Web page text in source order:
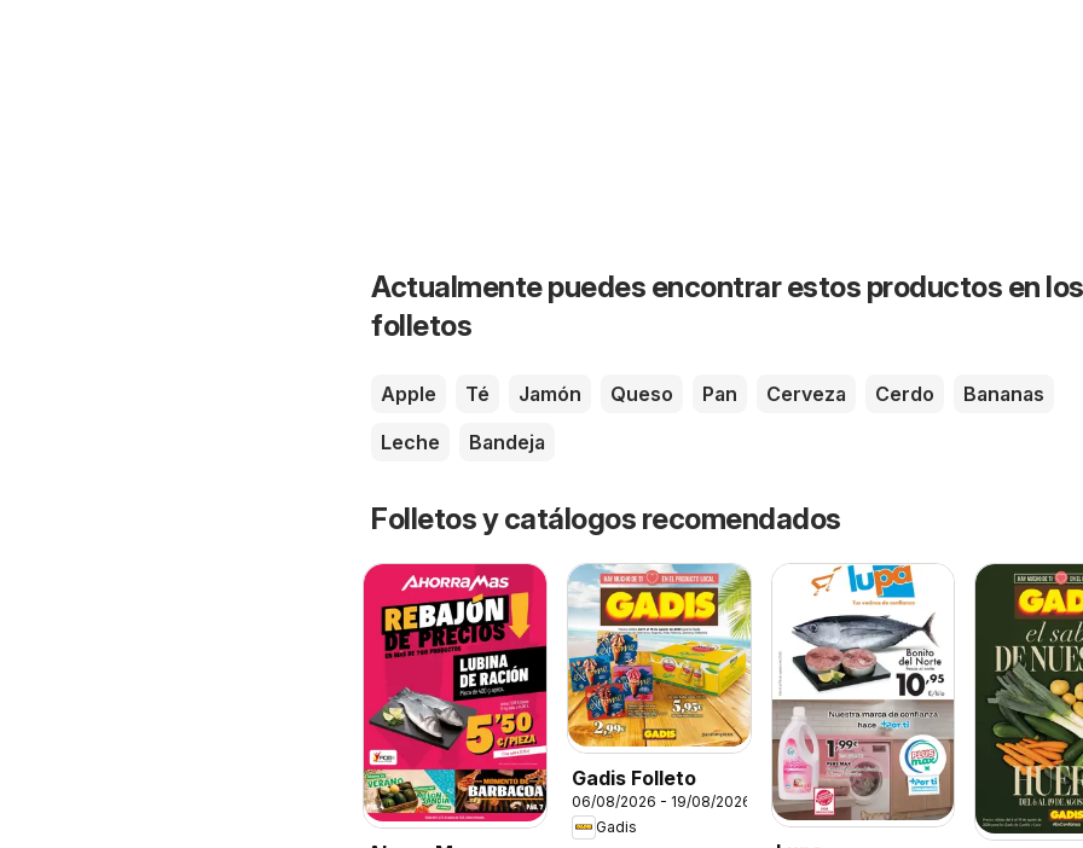
Actualmente puedes encontrar estos productos en los
folletos
Apple Té Jamón Queso Pan Cerveza Cerdo
Bananas
Leche
Bandeja
Folletos y catálogos recomendados
Gadis Folleto
06/08/2026 - 19/08/2026
Gadis